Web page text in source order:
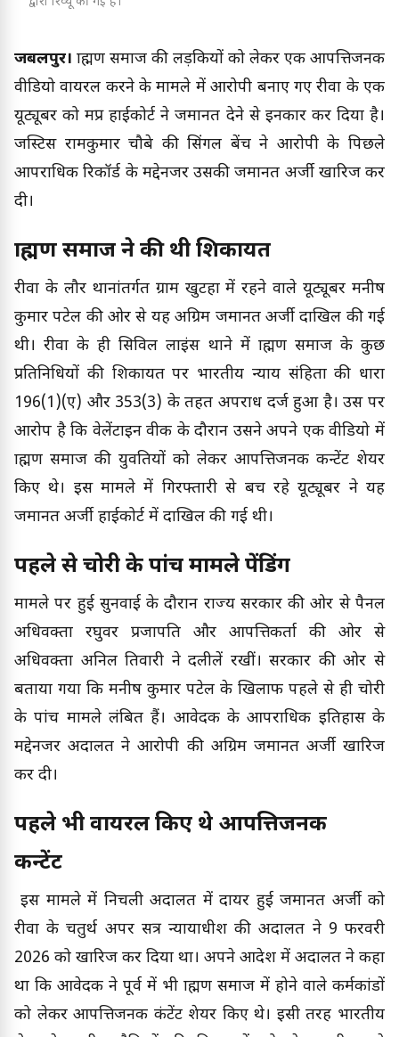
जबलपुर। ब्राह्मण समाज की लड़कियों को लेकर एक आपत्तिजनक
वीडियो वायरल करने के मामले में आरोपी बनाए गए रीवा के एक
यूट्यूबर को मप्र हाईकोर्ट ने जमानत देने से इनकार कर दिया है।
जस्टिस रामकुमार चौबे की सिंगल बेंच ने आरोपी के पिछले
आपराधिक रिकॉर्ड के मद्देनजर उसकी जमानत अर्जी खारिज कर
दी।
ब्राह्मण समाज ने की थी शिकायत
रीवा के लौर थानांतर्गत ग्राम खुटहा में रहने वाले यूट्यूबर मनीष
कुमार पटेल की ओर से यह अग्रिम जमानत अर्जी दाखिल की गई
थी। रीवा के ही सिविल लाइंस थाने में ब्राह्मण समाज के कुछ
प्रतिनिधियों की शिकायत पर भारतीय न्याय संहिता की धारा
196(1)(ए) और 353(3) के तहत अपराध दर्ज हुआ है। उस पर
आरोप है कि वेलेंटाइन वीक के दौरान उसने अपने एक वीडियो में
ब्राह्मण समाज की युवतियों को लेकर आपत्तिजनक कन्टेंट शेयर
किए थे। इस मामले में गिरफ्तारी से बच रहे यूट्यूबर ने यह
जमानत अर्जी हाईकोर्ट में दाखिल की गई थी।
पहले से चोरी के पांच मामले पेंडिंग
मामले पर हुई सुनवाई के दौरान राज्य सरकार की ओर से पैनल
अधिवक्ता रघुवर प्रजापति और आपत्तिकर्ता की ओर से
अधिवक्ता अनिल तिवारी ने दलीलें रखीं। सरकार की ओर से
बताया गया कि मनीष कुमार पटेल के खिलाफ पहले से ही चोरी
के पांच मामले लंबित हैं। आवेदक के आपराधिक इतिहास के
मद्देनजर अदालत ने आरोपी की अग्रिम जमानत अर्जी खारिज
कर दी।
पहले भी वायरल किए थे आपत्तिजनक
कन्टेंट
इस मामले में निचली अदालत में दायर हुई जमानत अर्जी को
रीवा के चतुर्थ अपर सत्र न्यायाधीश की अदालत ने 9 फरवरी
2026 को खारिज कर दिया था। अपने आदेश में अदालत ने कहा
था कि आवेदक ने पूर्व में भी ब्राह्मण समाज में होने वाले कर्मकांडों
को लेकर आपत्तिजनक कंटेंट शेयर किए थे। इसी तरह भारतीय